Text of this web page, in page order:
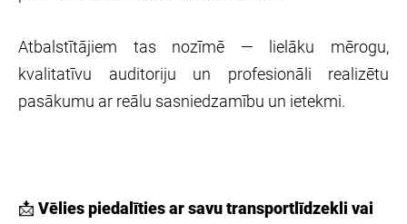
Atbalstītājiem tas nozīmē — lielāku mērogu,
kvalitatīvu auditoriju un profesionāli realizētu
pasākumu ar reālu sasniedzamību un ietekmi.
📩 Vēlies piedalīties ar savu transportlīdzekli vai